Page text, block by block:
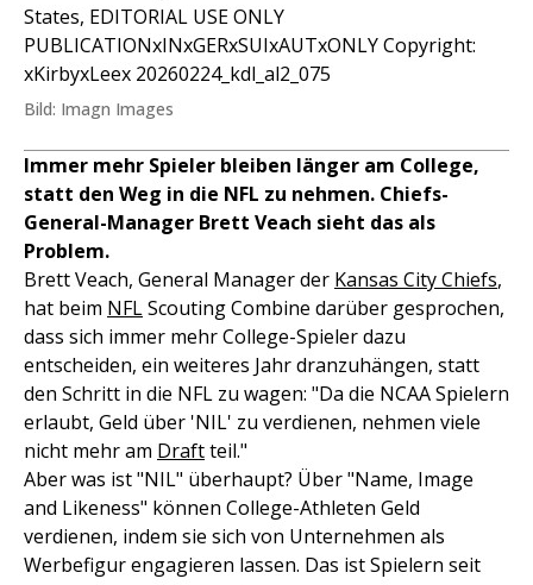
States, EDITORIAL USE ONLY
PUBLICATIONxINxGERxSUIxAUTxONLY Copyright:
xKirbyxLeex 20260224_kdl_al2_075
Bild: Imagn Images
Immer mehr Spieler bleiben länger am College,
statt den Weg in die NFL zu nehmen. Chiefs-
General-Manager Brett Veach sieht das als
Problem.
Brett Veach, General Manager der Kansas City Chiefs,
hat beim NFLScouting Combine darüber gesprochen,
dass sich immer mehr College-Spieler dazu
entscheiden, ein weiteres Jahr dranzuhängen, statt
den Schritt in die NFL zu wagen: "Da die NCAA Spielern
erlaubt, Geld über 'NIL' zu verdienen, nehmen viele
nicht mehr am Draftteil."
Aber was ist "NIL" überhaupt? Über "Name, Image
and Likeness" können College-Athleten Geld
verdienen, indem sie sich von Unternehmen als
Werbefigur engagieren lassen. Das ist Spielern seit